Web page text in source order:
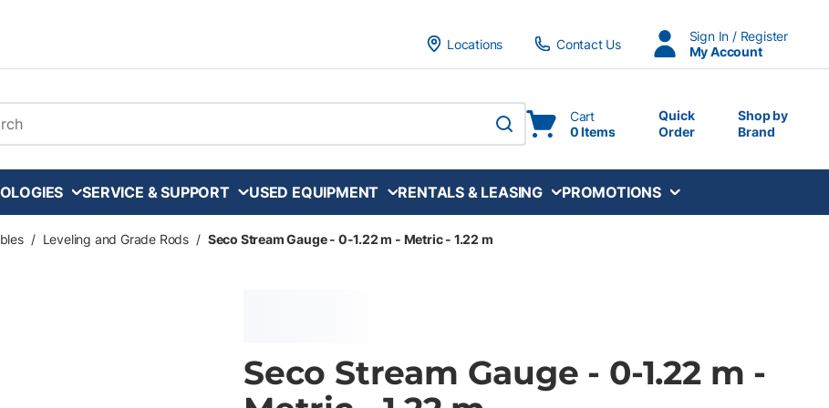
Locations
Contact Us
Sign In / Register
My Account
submit search
Cart
0 Items
Quick
Order
Shop by
Brand
SERVICE & SUPPORT USED EQUIPMENT RENTALS & LEASING PROMOTIONS
/ Leveling and Grade Rods / Seco Stream Gauge - 0-1.22 m - Metric - 1.22 m
Seco Stream Gauge - 0-1.22 m -